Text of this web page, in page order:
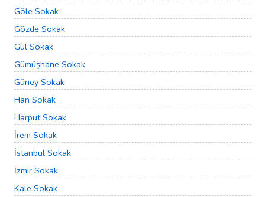
Göle Sokak
Gözde Sokak
Gül Sokak
Gümüşhane Sokak
Güney Sokak
Han Sokak
Harput Sokak
İrem Sokak
İstanbul Sokak
İzmir Sokak
Kale Sokak